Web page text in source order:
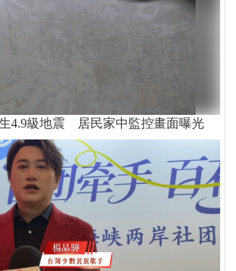
4.9級地震 居民家中監控畫面曝光